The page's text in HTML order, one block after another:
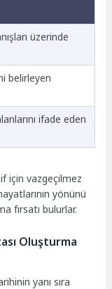
üzerinde
belirleyen
ifade eden
için vazgeçilmez
yönünü
fırsatı bulurlar.
Oluşturma
yanı sıra